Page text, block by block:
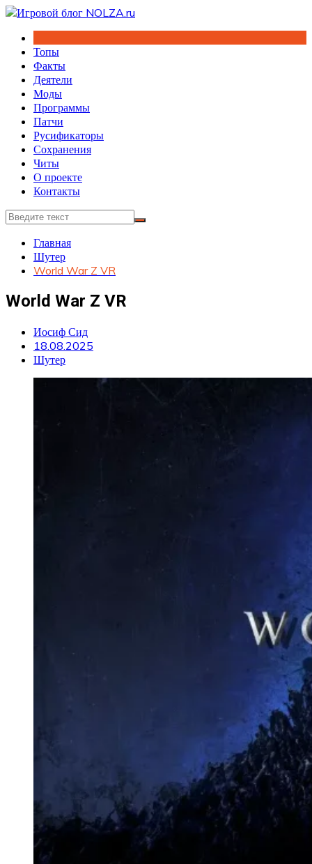
Перейти
содержимому
Топы
Факты
Деятели
Моды
Программы
Патчи
Русификаторы
Сохранения
Читы
О проекте
Контакты
Главная
Шутер
World War Z VR
World War Z VR
Иосиф Сид
18.08.2025
Шутер